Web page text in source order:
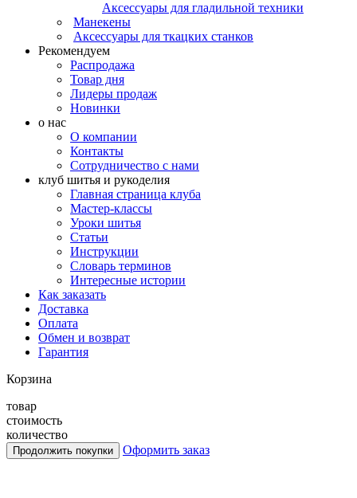
Аксессуары для гладильной техники
Манекены
Аксессуары для ткацких станков
Рекомендуем
Распродажа
Товар дня
Лидеры продаж
Новинки
о нас
О компании
Контакты
Сотрудничество с нами
клуб шитья и рукоделия
Главная страница клуба
Мастер-классы
Уроки шитья
Статьи
Инструкции
Словарь терминов
Интересные истории
Как заказать
Доставка
Оплата
Обмен и возврат
Гарантия
Корзина
товар
стоимость
количество
Оформить заказ